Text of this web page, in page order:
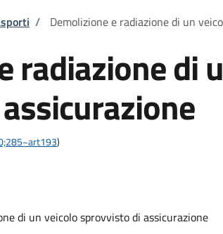
/ Demolizione e radiazione di un
radiazione di
)
di un veicolo sprovvisto di assicurazione